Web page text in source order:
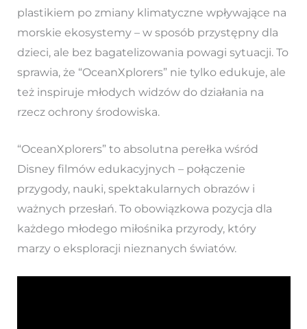
plastikiem po zmiany klimatyczne wpływające na
morskie ekosystemy – w sposób przystępny dla
dzieci, ale bez bagatelizowania powagi sytuacji. To
sprawia, że “OceanXplorers” nie tylko edukuje, ale
też inspiruje młodych widzów do działania na
rzecz ochrony środowiska.
“OceanXplorers” to absolutna perełka wśród
Disney filmów edukacyjnych – połączenie
przygody, nauki, spektakularnych obrazów i
ważnych przesłań. To obowiązkowa pozycja dla
każdego młodego miłośnika przyrody, który
marzy o eksploracji nieznanych światów.